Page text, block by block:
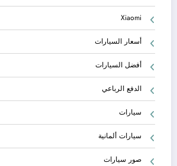
Xiaomi
أسعار السيارات
أفضل السيارات
الدفع الرباعي
سيارات
سيارات ألمانية
صور سيارات